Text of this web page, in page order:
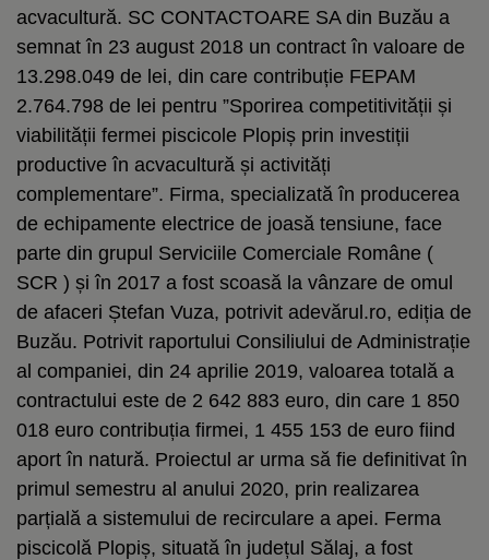
acvacultură. SC CONTACTOARE SA din Buzău a
semnat în 23 august 2018 un contract în valoare de
13.298.049 de lei, din care contribuție FEPAM
2.764.798 de lei pentru ”Sporirea competitivității și
viabilității fermei piscicole Plopiș prin investiții
productive în acvacultură și activități
complementare”. Firma, specializată în producerea
de echipamente electrice de joasă tensiune, face
parte din grupul Serviciile Comerciale Române (
SCR ) și în 2017 a fost scoasă la vânzare de omul
de afaceri Ștefan Vuza, potrivit adevărul.ro, ediția de
Buzău. Potrivit raportului Consiliului de Administrație
al companiei, din 24 aprilie 2019, valoarea totală a
contractului este de 2 642 883 euro, din care 1 850
018 euro contribuția firmei, 1 455 153 de euro fiind
aport în natură. Proiectul ar urma să fie definitivat în
primul semestru al anului 2020, prin realizarea
parțială a sistemului de recirculare a apei. Ferma
piscicolă Plopiș, situată în județul Sălaj, a fost